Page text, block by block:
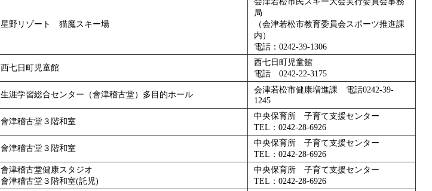
星野リゾート 猫魔スキー場
局
（会津若松市教育委員会スポーツ推進課
内）
電話：0242-39-1306
西七日町児童館
西七日町児童館
電話 0242-22-3175
生涯学習総合センター（會津稽古堂）多目的ホール
会津若松市健康増進課 電話0242-39-
1245
會津稽古堂３階和室
中央保育所 子育て支援センター
TEL：0242-28-6926
會津稽古堂３階和室
中央保育所 子育て支援センター
TEL：0242-28-6926
會津稽古堂健康スタジオ
會津稽古堂３階和室(託児)
中央保育所 子育て支援センター
TEL：0242-28-6926